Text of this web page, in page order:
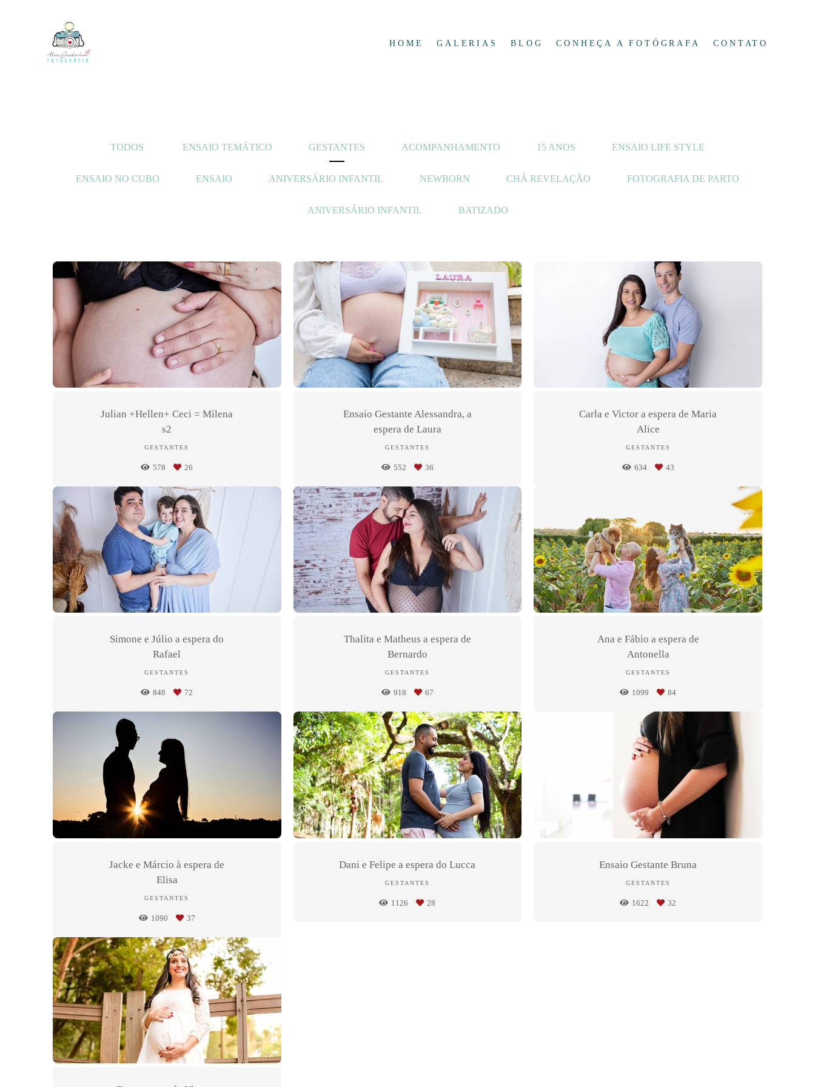
HOME GALERIAS BLOG CONHEÇA A FOTÓGRAFA CONTATO
TODOS ENSAIO TEMÁTICO GESTANTES ACOMPANHAMENTO 15 ANOS ENSAIO LIFE STYLE
ENSAIO NO CUBO ENSAIO ANIVERSÁRIO INFANTIL NEWBORN CHÁ REVELAÇÃO FOTOGRAFIA DE PARTO
ANIVERSÁRIO INFANTIL BATIZADO
Julian +Hellen+ Ceci = Milena
s2
GESTANTES
578 26
Ensaio Gestante Alessandra, a
espera de Laura
GESTANTES
552 36
Carla e Victor a espera de Maria
Alice
GESTANTES
634 43
Simone e Júlio a espera do
Rafael
GESTANTES
848 72
Thalita e Matheus a espera de
Bernardo
GESTANTES
918 67
Ana e Fábio a espera de
Antonella
GESTANTES
1099 84
Jacke e Márcio à espera de
Elisa
GESTANTES
1090 37
Dani e Felipe a espera do Lucca
GESTANTES
1126 28
Ensaio Gestante Bruna
GESTANTES
1622 32